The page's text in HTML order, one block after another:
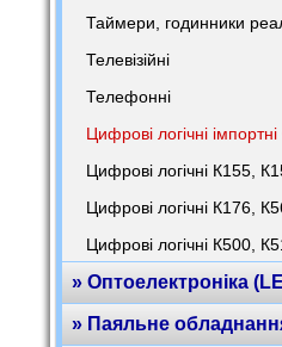
Таймери, годинники
Телевізійні
Телефонні
Цифрові логічні
Цифрові логічні К155,
Цифрові логічні К176,
Цифрові логічні К500,
» Оптоелектроніка
» Паяльне